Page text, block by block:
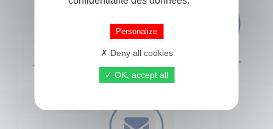
+33 (0) 1 44 41 29 19 CONTACT
Personalize
Deny all cookies
OK, accept all